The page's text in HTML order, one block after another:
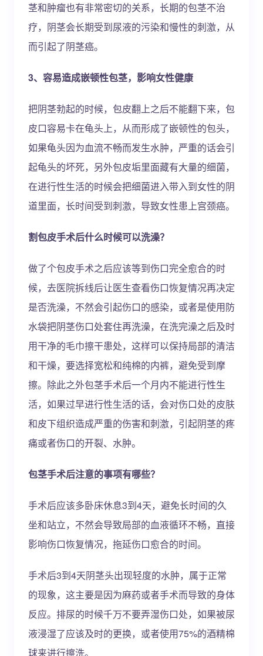
茎和肿瘤也有非常密切的关系，长期的包茎不治
疗，阴茎会长期受到尿液的污染和慢性的刺激，从
而引起了阴茎癌。
3、容易造成嵌顿性包茎，影响女性健康
把阴茎勃起的时候，包皮翻上之后不能翻下来，包
皮口容易卡在龟头上，从而形成了嵌顿性的包头，
如果龟头因为血流不畅而发生水肿，严重的话会引
起龟头的坏死，另外包皮垢里面藏有大量的细菌，
在进行性生活的时候会把细菌进入带入到女性的阴
道里面，长时间受到刺激，导致女性患上宫颈癌。
割包皮手术后什么时候可以洗澡？
做了个包皮手术之后应该等到伤口完全愈合的时
候，去医院拆线后让医生查看伤口恢复情况再决定
是否洗澡，不然会引起伤口的感染，或者是使用防
水袋把阴茎伤口处套住再洗澡，在洗完澡之后及时
用干净的毛巾擦干患处，这样可以保持局部的清洁
和干燥，要选择宽松和纯棉的内裤，避免受到摩
擦。除此之外包茎手术后一个月内不能进行性生
活，如果过早进行性生活的话，会对伤口处的皮肤
和皮下组织造成严重的伤害和刺激，引起阴茎的疼
痛或者伤口的开裂、水肿。
包茎手术后注意的事项有哪些？
手术后应该多卧床休息3到4天，避免长时间的久
坐和站立，不然会导致局部的血液循环不畅，直接
影响伤口恢复情况，拖延伤口愈合的时间。
手术后3到4天阴茎头出现轻度的水肿，属于正常
的现象，这主要是因为麻药或者手术而导致的身体
反应。排尿的时候千万不要弄湿伤口处，如果被尿
液浸湿了应该及时的更换，或者使用75%的酒精棉
球来进行擦洗。